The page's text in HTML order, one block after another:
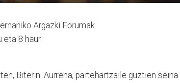
Argazki Forumak.
eta 8 haur.
Biterin. Aurrena, partehartzaile guztien seina